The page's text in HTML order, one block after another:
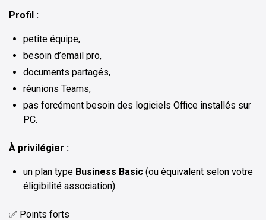
Profil :
petite équipe,
besoin d’email pro,
documents partagés,
réunions Teams,
pas forcément besoin des logiciels Office installés sur
PC.
À privilégier :
un plan type Business Basic (ou équivalent selon votre
éligibilité association).
✅ Points forts